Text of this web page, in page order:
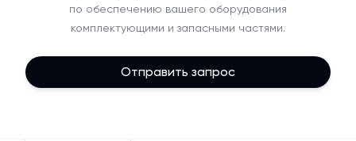
по обеспечению вашего оборудования
комплектующими и запасными частями.
Отправить запрос